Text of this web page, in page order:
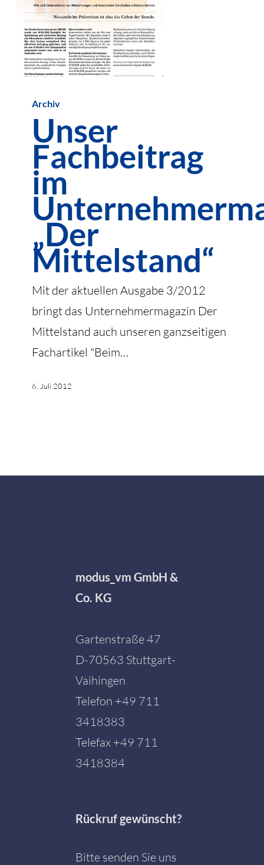
Fachbeitrag
Unternehmermagazin
„Der
Archiv
Unser
Fachbeitrag
im
„Der
Mittelstand“
Mit der aktuellen Ausgabe 3/2012
bringt das Unternehmermagazin Der
Mittelstand auch unseren ganzseitigen
Fachartikel "Beim…
6. Juli 2012
modus_vm GmbH &
Co. KG
Gartenstraße 47
D-70563 Stuttgart-
Vaihingen
Telefon +49 711
3418383
Telefax +49 711
3418384
Rückruf gewünscht?
Bitte senden Sie uns